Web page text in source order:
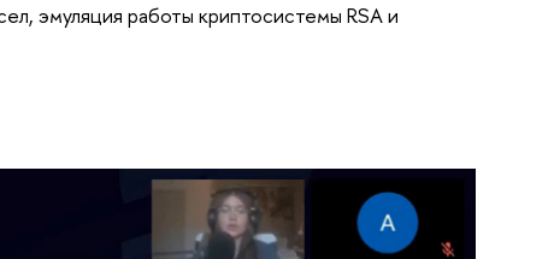
эмуляция работы криптосистемы RSA и